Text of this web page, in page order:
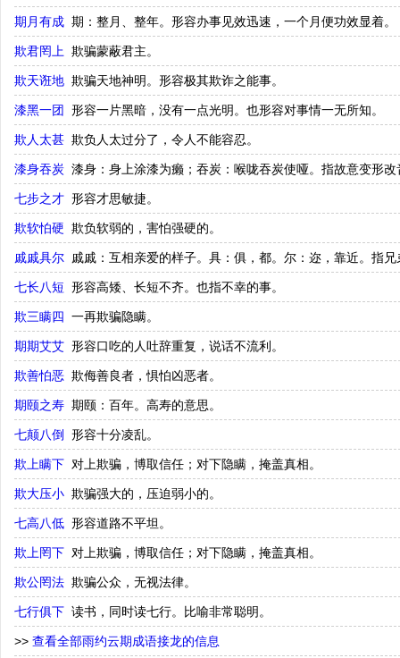
期月有成 期：整月、整年。形容办事见效迅速，一个月便功效显着。
欺君罔上 欺骗蒙蔽君主。
欺天诳地 欺骗天地神明。形容极其欺诈之能事。
漆黑一团 形容一片黑暗，没有一点光明。也形容对事情一无所知。
欺人太甚 欺负人太过分了，令人不能容忍。
漆身吞炭 漆身：身上涂漆为癞；吞炭：喉咙吞炭使哑。指故意变形
七步之才 形容才思敏捷。
欺软怕硬 欺负软弱的，害怕强硬的。
戚戚具尔 戚戚：互相亲爱的样子。具：俱，都。尔：迩，靠近。指兄
七长八短 形容高矮、长短不齐。也指不幸的事。
欺三瞒四 一再欺骗隐瞒。
期期艾艾 形容口吃的人吐辞重复，说话不流利。
欺善怕恶 欺侮善良者，惧怕凶恶者。
期颐之寿 期颐：百年。高寿的意思。
七颠八倒 形容十分凌乱。
欺上瞒下 对上欺骗，博取信任；对下隐瞒，掩盖真相。
欺大压小 欺骗强大的，压迫弱小的。
七高八低 形容道路不平坦。
欺上罔下 对上欺骗，博取信任；对下隐瞒，掩盖真相。
欺公罔法 欺骗公众，无视法律。
七行俱下 读书，同时读七行。比喻非常聪明。
>> 查看全部雨约云期成语接龙的信息